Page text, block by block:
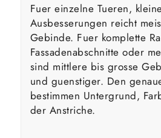
Fuer einzelne Tueren,
Ausbesserungen reicht
Gebinde. Fuer komplette
Fassadenabschnitte oder
sind mittlere bis grosse
und guenstiger. Den
bestimmen Untergrund,
der Anstriche.